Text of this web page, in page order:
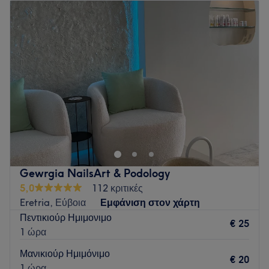
Τρίτη
–19:00
Τετάρτη
19:00
Πέμπτη
Παρασκευή
Σάββατο
Κυριακή
Το Prestige Beauty and Nails Salon στην Λαμία είναι το
κέντρο ομορφιάς που θα σου χαρίσει την ανανέωση και τον
αέρα φρεσκάδας που αναζητάς. Πρόκειται για έναν μοντέρνο
και όμορφο πολυχώρο ομορφιάς όπου μπορείς να
απολαύσεις περιποιήσεις προσώπου και σώματος,
μανικιούρ, πεντικιούρ αλλά και αποτριχώσεις με μηχανήματα
τελευταίας τεχνολογίας. Αφέσου στην ομάδα των έμπειρων
επαγγελματιών του καταστήματος και απόλαυσε ένα
υπέροχο ταξίδι ομορφιάς.
Το κατάστημα είναι εύκολα προσβάσιμο καθώς δεν απέχει
Gewrgia NailsArt & Podology
5,0
112 κριτικές
Eretria, Εύβοια
Εμφάνιση στον χάρτη
Πεντικιούρ Ημιμονιμο
1 ώρα
€ 25
Μανικιούρ Ημιμόνιμο
€ 20